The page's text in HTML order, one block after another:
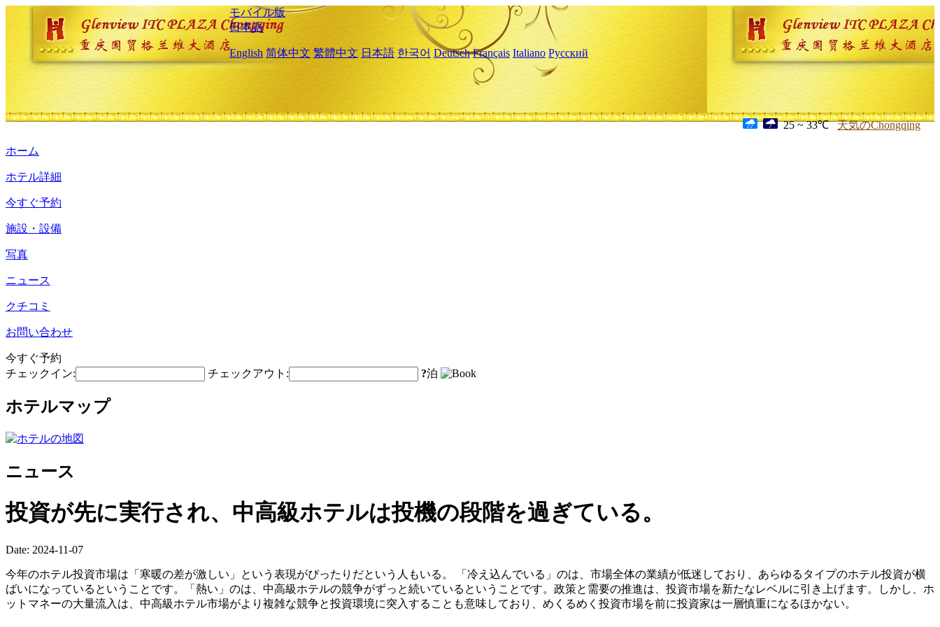
モバイル版
日本語
English 简体中文 繁體中文 日本語 한국어 Deutsch Français Italiano Русский
25 ~ 33℃ 天気のChongqing
ホーム
ホテル詳細
今すぐ予約
施設・設備
写真
ニュース
クチコミ
お問い合わせ
今すぐ予約
チェックイン:
チェックアウト: ?泊
ホテルマップ
ニュース
投資が先に実行され、中高級ホテルは投機の段階を過ぎている。
Date: 2024-11-07
今年のホテル投資市場は「寒暖の差が激しい」という表現がぴったりだという人もいる。 「冷え込んでいる」のは、市場全体の業績が低迷しており、あらゆるタイプのホテル投資が横
ばいになっているということです。「熱い」のは、中高級ホテルの競争がずっと続いているということです。政策と需要の推進は、投資市場を新たなレベルに引き上げます。しかし、ホ
ットマネーの大量流入は、中高級ホテル市場がより複雑な競争と投資環境に突入することも意味しており、めくるめく投資市場を前に投資家は一層慎重になるほかない。